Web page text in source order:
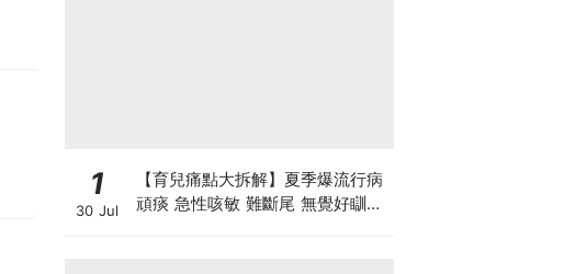
1
30 Jul
【育兒痛點大拆解】夏季爆流行病
頑痰 急性咳敏 難斷尾 無覺好瞓？